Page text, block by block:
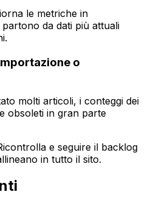
le metriche in
da dati più attuali
o
molti articoli, i conteggi dei
obsoleti in gran parte
e seguire il backlog
in tutto il sito.